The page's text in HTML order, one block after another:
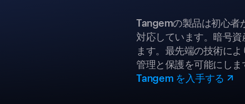
Tangemの製品は初心者
対応しています。暗号
ます。最先端の技術に
管理と保護を可能にしま
Tangem を入手する